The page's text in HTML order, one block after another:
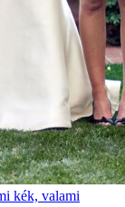
kék, valami